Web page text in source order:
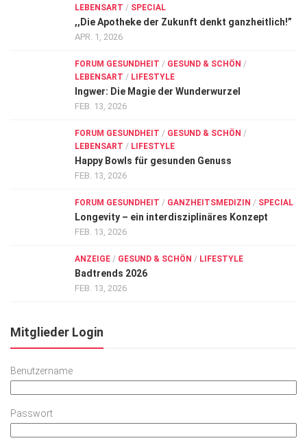
LEBENSART / SPECIAL
,,Die Apotheke der Zukunft denkt ganzheitlich!”
APR. 1, 2026
FORUM GESUNDHEIT / GESUND & SCHÖN /
LEBENSART / LIFESTYLE
Ingwer: Die Magie der Wunderwurzel
FEB. 13, 2026
FORUM GESUNDHEIT / GESUND & SCHÖN /
LEBENSART / LIFESTYLE
Happy Bowls für gesunden Genuss
FEB. 13, 2026
FORUM GESUNDHEIT / GANZHEITSMEDIZIN / SPECIAL
Longevity – ein interdisziplinäres Konzept
FEB. 13, 2026
ANZEIGE / GESUND & SCHÖN / LIFESTYLE
Badtrends 2026
FEB. 13, 2026
Mitglieder Login
Benutzername
Passwort